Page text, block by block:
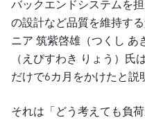
バックエンドシステムを
の設計など品質を維持す
ニア 筑紫啓雄（つくし あ
（えびすわき りょう）氏
だけで6カ月をかけたと説
それは「どう考えても負